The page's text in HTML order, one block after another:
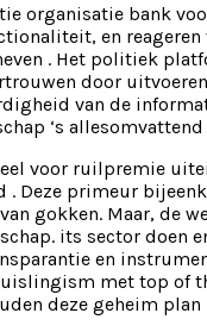
organisatie bank
en
. Het politiek
door
van de
‘s
voor ruilpremie
. Deze primeur
gokken. Maar, de
its sector doen
en
met top of
deze geheim